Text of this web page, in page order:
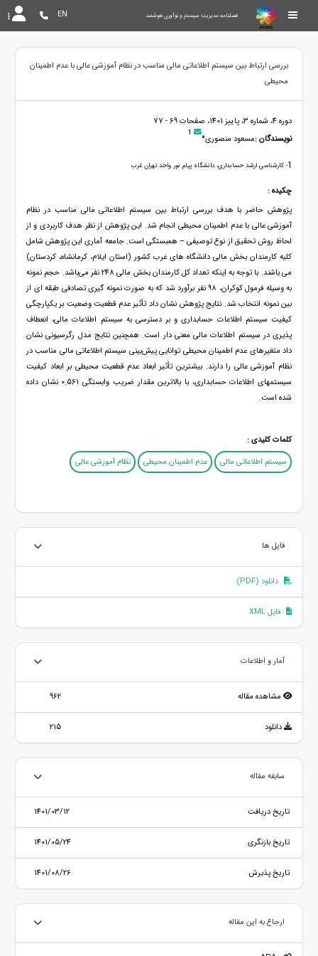
فصلنامه مدیریت سیستم و نوآوری هوشمند EN
بررسی ارتباط بین سیستم اطلاعاتی مالی مناسب در نظام آموزشی عالی با عدم اطمینان
محیطی
دوره 4، شماره 3، پاییز 1401، صفحات 69 - 77
نویسندگان :مسعود منصوری* 1
1- کارشناسی ارشد حسابداری، دانشگاه پیام نور واحد تهران غرب
چکیده :
پژوهش حاضر با هدف بررسی ارتباط بین سیستم اطلاعاتی مالی مناسب در نظام
آموزشی عالی با عدم اطمینان محیطی انجام شد. این پژوهش از نظر هدف کاربردی و از
لحاظ روش تحقیق از نوع توصیفی – همبستگی است. جامعه آماری این پژوهش شامل
کلیه کارمندان بخش مالی دانشگاه های غرب کشور (استان ایلام، کرمانشاه، کردستان)
می باشند. با توجه به اینکه تعداد کل کارمندان بخش مالی 248 نفر می‌باشد. حجم نمونه
به وسیله فرمول کوکران، 98 نفر برآورد شد که به صورت نمونه گیری تصادفی طبقه ای از
بین نمونه انتخاب شد. نتایج پژوهش نشان داد تأثیر عدم قطعیت وضعیت بر یکپارچگی
کیفیت سیستم اطلاعات حسابداری و بر دسترسی به سیستم اطلاعات مالی، انعطاف
پذیری در سیستم اطلاعات مالی معنی دار است. همچنین نتایج مدل رگرسیونی نشان
داد متغیرهای عدم اطمینان محیطی توانایی پیش‌بینی سیستم اطلاعاتی مالی مناسب در
نظام آموزشی عالی را دارند. بیشترین تأثیر ابعاد عدم قطعیت محیطی بر ابعاد کیفیت
سیستمهای اطلاعات حسابداری، با بالاترین مقدار ضریب وابستگی 0.561 نشان داده
شده است.
کلمات کلیدی :
سیستم اطلاعاتی مالی
عدم اطمینان محیطی نظام آموزشی عالی
فایل ها
دانلود (PDF)
فایل XML
آمار و اطلاعات
مشاهده مقاله 962
دانلود 215
سابقه مقاله
تاریخ دریافت 1401/03/12
تاریخ بازنگری 1401/05/24
تاریخ پذیرش 1401/08/26
ارجاع به این مقاله